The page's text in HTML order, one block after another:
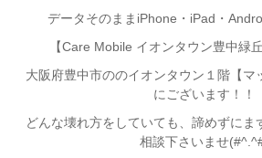
データそのままiPhone・iPad・
【Care Mobile イオンタウン豊中緑
大阪府豊中市ののイオンタウン１階【マ
にございます！！
どんな壊れ方をしていても、諦めずにま
相談下さいませ